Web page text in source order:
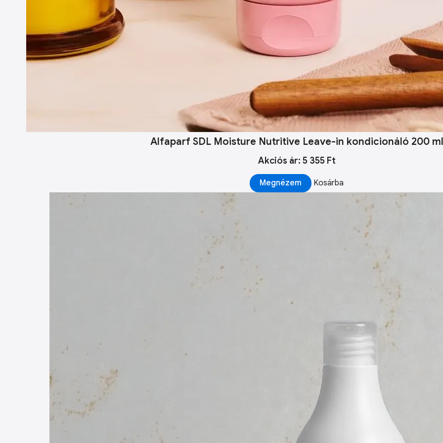
Alfaparf SDL Moisture Nutritive Leave-in kondicionáló 200 ml
Akciós ár: 5 355 Ft
Megnézem Kosárba